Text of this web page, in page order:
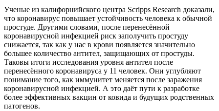
Ученые из калифорнийского центра Scripps Research доказали,
что коронавирус повышает устойчивость человека к обычной
простуде. Другими словами, после перенесённой
коронавирусной инфекцией риск заполучить простуду
снижается, так как у нас в крови появляется значительно
большее количество антител, защищающих от простуды.
Таковы итоги исследования уровня антител после
перенесённого коронавируса у 11 человек. Они углубляют
понимание того, как иммунитет меняется после заражения
коронавирусной инфекцией. А это даёт пути к разработке
более эффективных вакцин от ковида и будущих родственных
патогенов.